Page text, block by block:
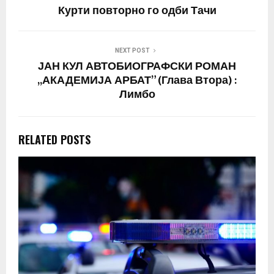
Курти повторно го одби Тачи
NEXT POST
ЈАН КУЛ АВТОБИОГРАФСКИ РОМАН
,,АКАДЕМИЈА АРБАТ” (Глава Втора) :
Лимбо
RELATED POSTS